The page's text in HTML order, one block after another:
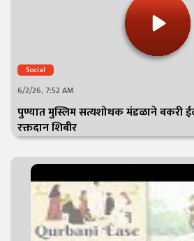
Social
6/2/26, 7:52 AM
पुण्यात मुस्लिम सत्यशोधक मंडळाने बकरी
रक्तदान शिबीर